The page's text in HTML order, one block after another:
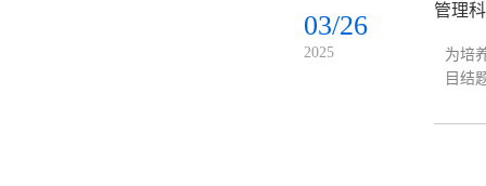
03/26
2025
管理
为培
目结